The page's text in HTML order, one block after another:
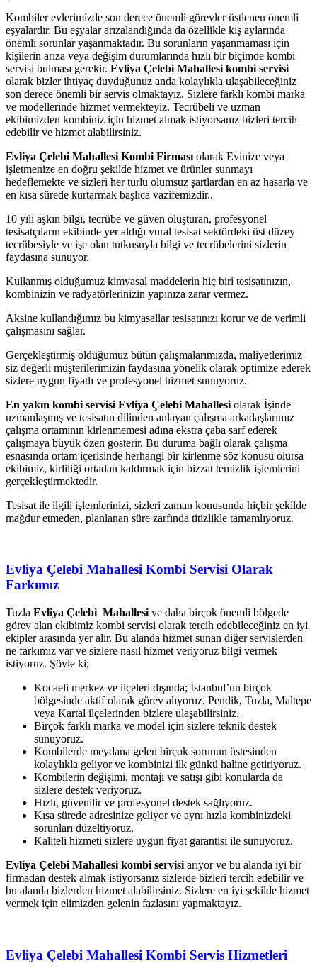
Kombiler evlerimizde son derece önemli görevler üstlenen önemli
eşyalardır. Bu eşyalar arızalandığında da özellikle kış aylarında
önemli sorunlar yaşanmaktadır. Bu sorunların yaşanmaması için
kişilerin arıza veya değişim durumlarında hızlı bir biçimde kombi
servisi bulması gerekir. Evliya Çelebi Mahallesi kombi servisi
olarak bizler ihtiyaç duyduğunuz anda kolaylıkla ulaşabileceğiniz
son derece önemli bir servis olmaktayız. Sizlere farklı kombi marka
ve modellerinde hizmet vermekteyiz. Tecrübeli ve uzman
ekibimizden kombiniz için hizmet almak istiyorsanız bizleri tercih
edebilir ve hizmet alabilirsiniz.
Evliya Çelebi Mahallesi Kombi Firması olarak Evinize veya
işletmenize en doğru şekilde hizmet ve ürünler sunmayı
hedeflemekte ve sizleri her türlü olumsuz şartlardan en az hasarla ve
en kısa sürede kurtarmak başlıca vazifemizdir..
10 yılı aşkın bilgi, tecrübe ve güven oluşturan, profesyonel
tesisatçıların ekibinde yer aldığı vural tesisat sektördeki üst düzey
tecrübesiyle ve işe olan tutkusuyla bilgi ve tecrübelerini sizlerin
faydasına sunuyor.
Kullanmış olduğumuz kimyasal maddelerin hiç biri tesisatınızın,
kombinizin ve radyatörlerinizin yapınıza zarar vermez.
Aksine kullandığımız bu kimyasallar tesisatınızı korur ve de verimli
çalışmasını sağlar.
Gerçekleştirmiş olduğumuz bütün çalışmalarımızda, maliyetlerimiz
siz değerli müşterilerimizin faydasına yönelik olarak optimize ederek
sizlere uygun fiyatlı ve profesyonel hizmet sunuyoruz.
En yakın kombi servisi Evliya Çelebi Mahallesi olarak İşinde
uzmanlaşmış ve tesisatın dilinden anlayan çalışma arkadaşlarımız
çalışma ortamının kirlenmemesi adına ekstra çaba sarf ederek
çalışmaya büyük özen gösterir. Bu duruma bağlı olarak çalışma
esnasında ortam içerisinde herhangi bir kirlenme söz konusu olursa
ekibimiz, kirliliği ortadan kaldırmak için bizzat temizlik işlemlerini
gerçekleştirmektedir.
Tesisat ile ilgili işlemlerinizi, sizleri zaman konusunda hiçbir şekilde
mağdur etmeden, planlanan süre zarfında titizlikle tamamlıyoruz.
Evliya Çelebi Mahallesi Kombi Servisi Olarak
Farkımız
Tuzla Evliya Çelebi Mahallesi ve daha birçok önemli bölgede
görev alan ekibimiz kombi servisi olarak tercih edebileceğiniz en iyi
ekipler arasında yer alır. Bu alanda hizmet sunan diğer servislerden
ne farkımız var ve sizlere nasıl hizmet veriyoruz bilgi vermek
istiyoruz. Şöyle ki;
Kocaeli merkez ve ilçeleri dışında; İstanbul’un birçok
bölgesinde aktif olarak görev alıyoruz. Pendik, Tuzla, Maltepe
veya Kartal ilçelerinden bizlere ulaşabilirsiniz.
Birçok farklı marka ve model için sizlere teknik destek
sunuyoruz.
Kombilerde meydana gelen birçok sorunun üstesinden
kolaylıkla geliyor ve kombinizi ilk günkü haline getiriyoruz.
Kombilerin değişimi, montajı ve satışı gibi konularda da
sizlere destek veriyoruz.
Hızlı, güvenilir ve profesyonel destek sağlıyoruz.
Kısa sürede adresinize geliyor ve aynı hızla kombinizdeki
sorunları düzeltiyoruz.
Kaliteli hizmeti sizlere uygun fiyat garantisi ile sunuyoruz.
Evliya Çelebi Mahallesi kombi servisi arıyor ve bu alanda iyi bir
firmadan destek almak istiyorsanız sizlerde bizleri tercih edebilir ve
bu alanda bizlerden hizmet alabilirsiniz. Sizlere en iyi şekilde hizmet
vermek için elimizden gelenin fazlasını yapmaktayız.
Evliya Çelebi Mahallesi Kombi Servis Hizmetleri